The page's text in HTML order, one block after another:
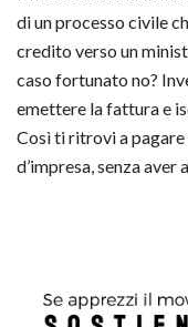
di un processo civile
credito verso un
caso fortunato no?
emettere la fattura e
Così ti ritrovi a
d’impresa, senza aver